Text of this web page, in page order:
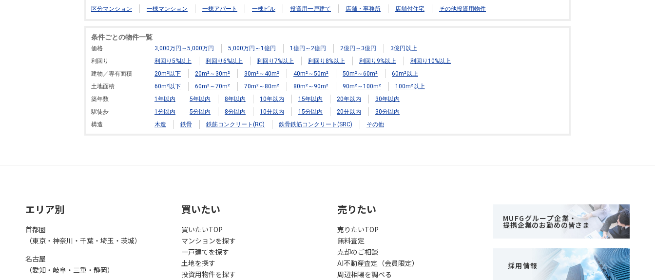
区分マンション 一棟マンション 一棟アパート 一棟ビル 投資用一戸建て 店舗・事務所 店舗付住宅 その他投資用物件
条件ごとの物件一覧
価格 3,000万円～5,000万円 5,000万円～1億円 1億円～2億円 2億円～3億円
3億円以上
利回り
利回り5%以上 利回り6%以上 利回り7%以上 利回り8%以上 利回り9%以上
利回り10%以上
建物／専有面積
20m²以下 20m²～30m² 30m²～40m² 40m²～50m² 50m²～60m²
60m²以上
土地面積
60m²以下 60m²～70m² 70m²～80m² 80m²～90m² 90m²～100m²
100m²以上
築年数
1年以内 5年以内 8年以内 10年以内 15年以内 20年以内
30年以内
駅徒歩
1分以内 5分以内 8分以内 10分以内 15分以内 20分以内
30分以内
構造
木造 鉄骨 鉄筋コンクリート(RC) 鉄骨鉄筋コンクリート(SRC) その他
エリア別
首都圏
（東京・神奈川・千葉・埼玉・茨城）
名古屋
（愛知・岐阜・三重・静岡）
買いたい
買いたいTOP
マンションを探す
一戸建てを探す
土地を探す
投資用物件を探す
売りたい
売りたいTOP
無料査定
売却のご相談
AI不動産査定（会員限定）
周辺相場を調べる
MUFGグループ企業・
提携企業のお勤めの皆さま
採用情報